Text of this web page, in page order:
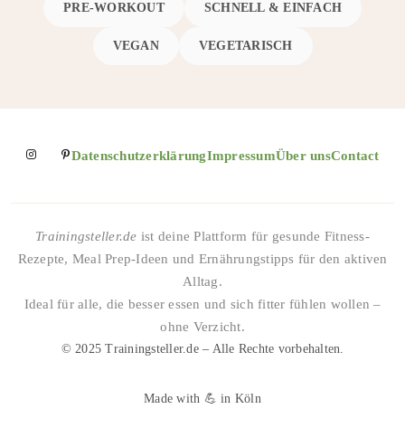
PRE-WORKOUT SCHNELL & EINFACH
VEGAN VEGETARISCH
DatenschutzerklärungImpressumÜber unsContact
Trainingsteller.de ist deine Plattform für gesunde Fitness-
Rezepte, Meal Prep-Ideen und Ernährungstipps für den aktiven
Alltag.
Ideal für alle, die besser essen und sich fitter fühlen wollen –
ohne Verzicht.
© 2025 Trainingsteller.de – Alle Rechte vorbehalten.
Made with 💪 in Köln